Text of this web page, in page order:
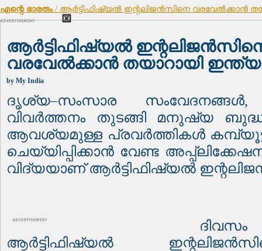
എന്റെ ഭാരതം/ ആർട്ടിഫിഷ്യൽ ഇന്റലിജൻസിനെ വരവേൽക്കാൻ
ആർട്ടിഫിഷ്യൽ
വരവേൽക്കാൻ തയാറായി
by My India
ദൃശ്യ–സംസാര സംവേദനങ്ങൾ
വിവർത്തനം തുടങ്ങി മനുഷ്യ
ആവശ്യമുള്ള പ്രവർത്തികൾ
ചെയ്യിപ്പിക്കാൻ വേണ്ട
വിദ്യയാണ് ആർട്ടിഫിഷ്യൽ
ആർട്ടിഫിഷ്യൽ